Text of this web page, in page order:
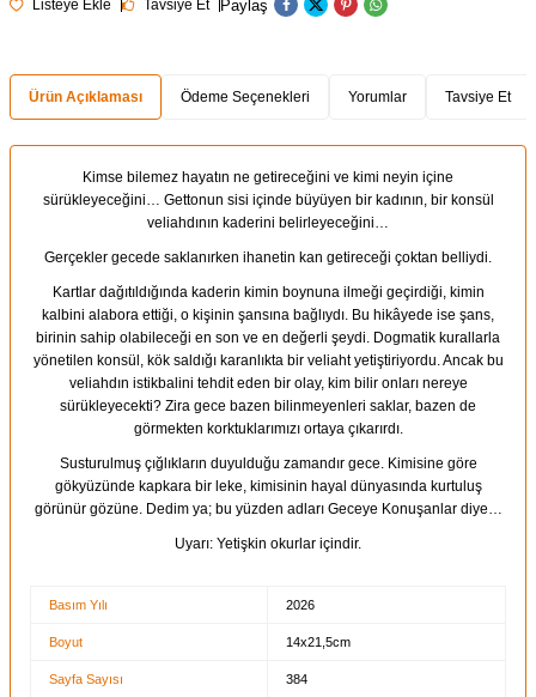
Listeye Ekle Tavsiye Et Paylaş
Ürün Açıklaması Ödeme Seçenekleri Yorumlar Tavsiye Et
Kimse bilemez hayatın ne getireceğini ve kimi neyin içine
sürükleyeceğini… Gettonun sisi içinde büyüyen bir kadının, bir konsül
veliahdının kaderini belirleyeceğini…
Gerçekler gecede saklanırken ihanetin kan getireceği çoktan belliydi.
Kartlar dağıtıldığında kaderin kimin boynuna ilmeği geçirdiği, kimin
kalbini alabora ettiği, o kişinin şansına bağlıydı. Bu hikâyede ise şans,
birinin sahip olabileceği en son ve en değerli şeydi. Dogmatik kurallarla
yönetilen konsül, kök saldığı karanlıkta bir veliaht yetiştiriyordu. Ancak bu
veliahdın istikbalini tehdit eden bir olay, kim bilir onları nereye
sürükleyecekti? Zira gece bazen bilinmeyenleri saklar, bazen de
görmekten korktuklarımızı ortaya çıkarırdı.
Susturulmuş çığlıkların duyulduğu zamandır gece. Kimisine göre
gökyüzünde kapkara bir leke, kimisinin hayal dünyasında kurtuluş
görünür gözüne. Dedim ya; bu yüzden adları Geceye Konuşanlar diye…
Uyarı: Yetişkin okurlar içindir.
Basım Yılı 2026
Boyut 14x21,5cm
Sayfa Sayısı 384